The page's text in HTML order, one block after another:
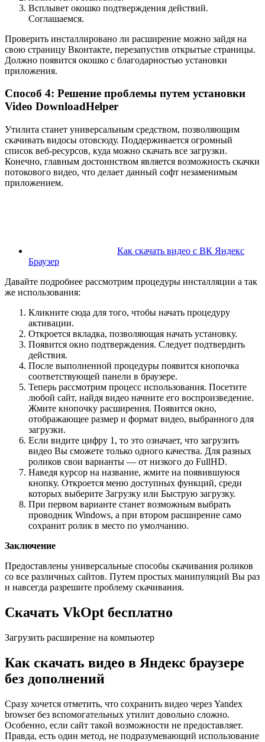
Всплывет окошко подтверждения действий.
Соглашаемся.
Проверить инсталлировано ли расширение можно зайдя на
свою страницу Вконтакте, перезапустив открытые страницы.
Должно появится окошко с благодарностью установки
приложения.
Способ 4: Решение проблемы путем установки
Video DownloadHelper
Утилита станет универсальным средством, позволяющим
скачивать видосы отовсюду. Поддерживается огромный
список веб-ресурсов, куда можно скачать все загрузки.
Конечно, главным достоинством является возможность скачки
потокового видео, что делает данный софт незаменимым
приложением.
Как скачать видео с ВК Яндекс
Браузер
Давайте подробнее рассмотрим процедуры инсталляции а так
же использования:
Кликните сюда для того, чтобы начать процедуру
активации.
Откроется вкладка, позволяющая начать установку.
Появится окно подтверждения. Следует подтвердить
действия.
После выполненной процедуры появится кнопочка
соответствующей панели в браузере.
Теперь рассмотрим процесс использования. Посетите
любой сайт, найдя видео начните его воспроизведение.
Жмите кнопочку расширения. Появится окно,
отображающее размер и формат видео, выбранного для
загрузки.
Если видите цифру 1, то это означает, что загрузить
видео Вы сможете только одного качества. Для разных
роликов свои варианты — от низкого до FullHD.
Наведя курсор на название, жмите на появившуюся
кнопку. Откроется меню доступных функций, среди
которых выберите Загрузку или Быструю загрузку.
При первом варианте станет возможным выбрать
проводник Windows, а при втором расширение само
сохранит ролик в место по умолчанию.
Заключение
Предоставлены универсальные способы скачивания роликов
со все различных сайтов. Путем простых манипуляций Вы раз
и навсегда разрешите проблему скачивания.
Скачать VkOpt бесплатно
Загрузить расширение на компьютер
Как скачать видео в Яндекс браузере
без дополнений
Сразу хочется отметить, что сохранить видео через Yandex
browser без вспомогательных утилит довольно сложно.
Особенно, если сайт такой возможности не предоставляет.
Правда, есть один метод, не подразумевающий использование